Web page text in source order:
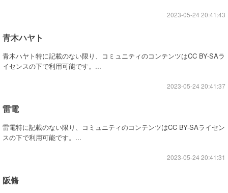
2023-05-24 20:41:43
青木ハヤト
青木ハヤト特に記載のない限り、コミュニティのコンテンツはCC BY-SAラ
イセンスの下で利用可能です。...
2023-05-24 20:41:37
雷電
雷電特に記載のない限り、コミュニティのコンテンツはCC BY-SAライセン
スの下で利用可能です。...
2023-05-24 20:41:31
阪脩